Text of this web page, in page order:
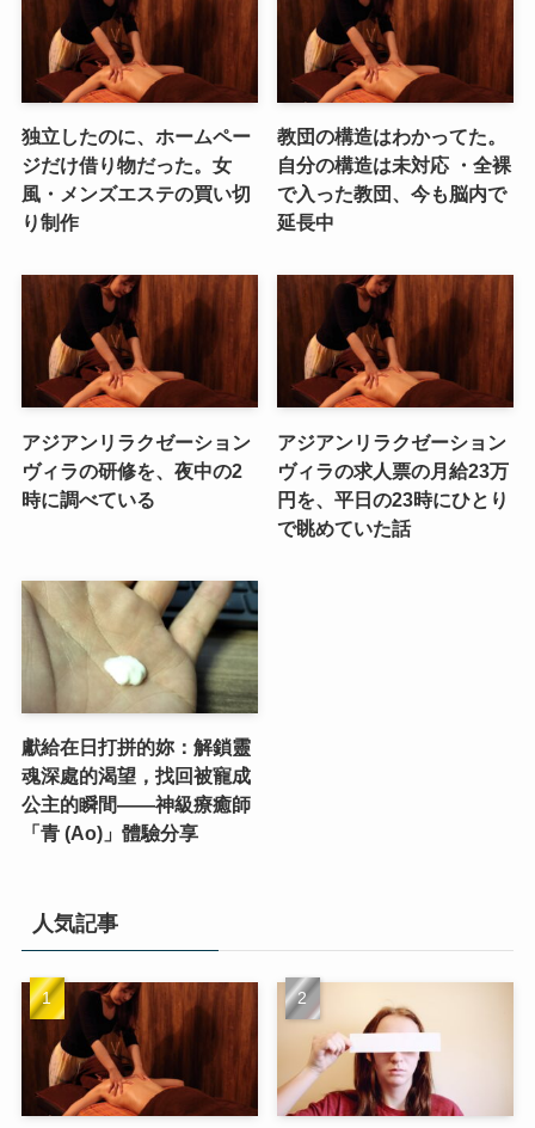
独立したのに、ホームペー
ジだけ借り物だった。女
風・メンズエステの買い切
り制作
教団の構造はわかってた。
自分の構造は未対応 ・全裸
で入った教団、今も脳内で
延長中
アジアンリラクゼーション
ヴィラの研修を、夜中の2
時に調べている
アジアンリラクゼーション
ヴィラの求人票の月給23万
円を、平日の23時にひとり
で眺めていた話
獻給在日打拼的妳：解鎖靈
魂深處的渴望，找回被寵成
公主的瞬間——神級療癒師
「青 (Ao)」體驗分享
人気記事